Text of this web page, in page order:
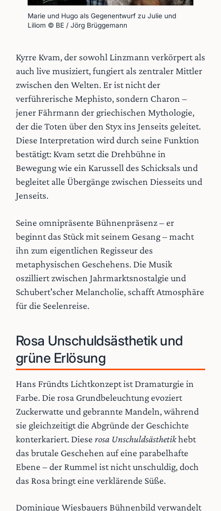
Marie und Hugo als Gegenentwurf zu Julie und
Liliom © BE / Jörg Brüggemann
Kyrre Kvam, der sowohl Linzmann verkörpert als
auch live musiziert, fungiert als zentraler Mittler
zwischen den Welten. Er ist nicht der
verführerische Mephisto, sondern Charon –
jener Fährmann der griechischen Mythologie,
der die Toten über den Styx ins Jenseits geleitet.
Diese Interpretation wird durch seine Funktion
bestätigt: Kvam setzt die Drehbühne in
Bewegung wie ein Karussell des Schicksals und
begleitet alle Übergänge zwischen Diesseits und
Jenseits.
Seine omnipräsente Bühnenpräsenz – er
beginnt das Stück mit seinem Gesang – macht
ihn zum eigentlichen Regisseur des
metaphysischen Geschehens. Die Musik
oszilliert zwischen Jahrmarktsnostalgie und
Schubert'scher Melancholie, schafft Atmosphäre
für die Seelenreise.
Rosa Unschuldsästhetik und
grüne Erlösung
Hans Fründts Lichtkonzept ist Dramaturgie in
Farbe. Die rosa Grundbeleuchtung evoziert
Zuckerwatte und gebrannte Mandeln, während
sie gleichzeitigt die Abgründe der Geschichte
konterkariert. Diese rosa Unschuldsästhetikhebt
das brutale Geschehen auf eine parabelhafte
Ebene – der Rummel ist nicht unschuldig, doch
das Rosa bringt eine verklärende Süße.
Dominique Wiesbauers Bühnenbild verwandelt